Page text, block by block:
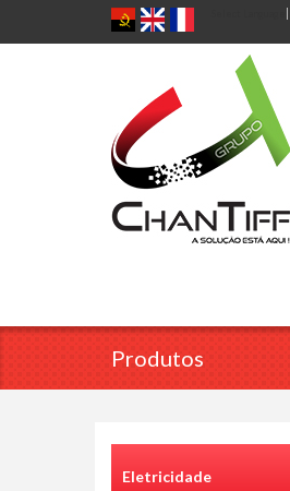
Produtos
Eletricidade